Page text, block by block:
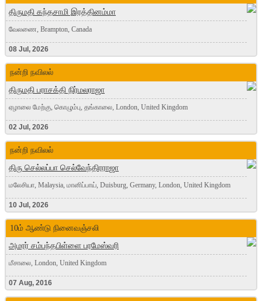
திருமதி கந்தசாமி இரத்தினம்மா
வேலணை, Brampton, Canada
08 Jul, 2026
நன்றி நவிலல்
திருமதி பராசக்தி நிர்மலராஜா
ஏழாலை மேற்கு, கொழும்பு, தங்காலை, London, United Kingdom
02 Jul, 2026
நன்றி நவிலல்
திரு செல்லப்பா செல்வேந்திரராஜா
மலேசியா, Malaysia, மானிப்பாய், Duisburg, Germany, London, United Kingdom
10 Jul, 2026
10ம் ஆண்டு நினைவஞ்சலி
அமரர் சம்பந்தபிள்ளை பரமேஸ்வரி
மீசாலை, London, United Kingdom
07 Aug, 2016